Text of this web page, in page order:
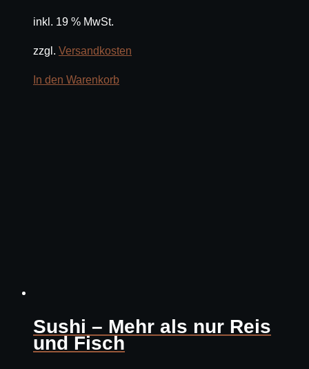
inkl. 19 % MwSt.
zzgl. Versandkosten
In den Warenkorb
Sushi – Mehr als nur Reis
und Fisch